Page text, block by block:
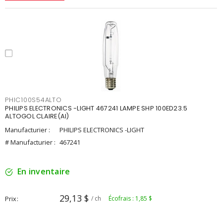
PHIC100S54ALTO
PHILIPS ELECTRONICS -LIGHT 467241 LAMPE SHP 100ED23.5
ALTOGOL CLAIRE(AI)
Manufacturier :
PHILIPS ELECTRONICS -LIGHT
# Manufacturier : 467241
En inventaire
Prix 29,13 $ / ch Écofrais : 1,85 $